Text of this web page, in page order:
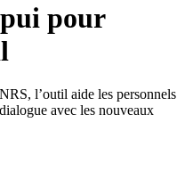
pour
l’outil aide les personnels
avec les nouveaux